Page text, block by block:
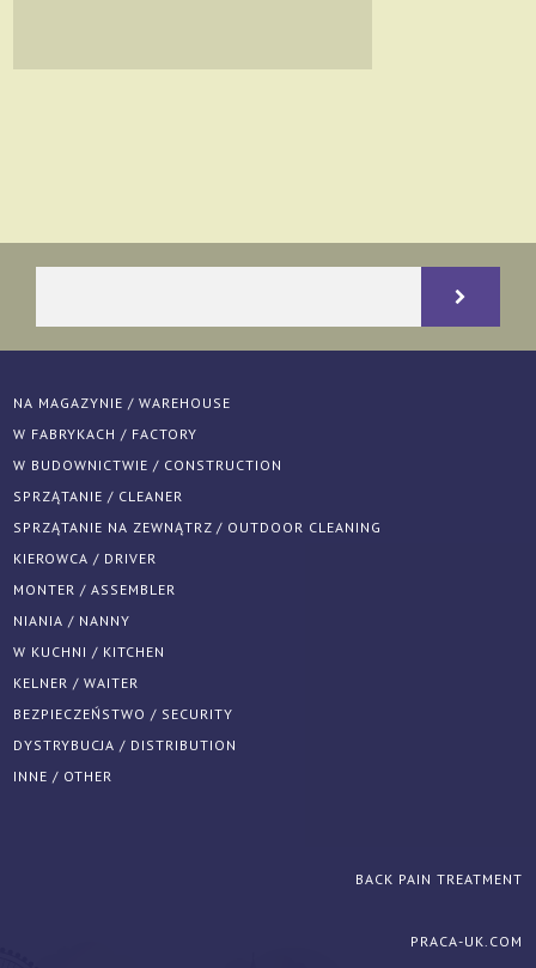
NA MAGAZYNIE / WAREHOUSE
W FABRYKACH / FACTORY
W BUDOWNICTWIE / CONSTRUCTION
SPRZĄTANIE / CLEANER
SPRZĄTANIE NA ZEWNĄTRZ / OUTDOOR CLEANING
KIEROWCA / DRIVER
MONTER / ASSEMBLER
NIANIA / NANNY
W KUCHNI / KITCHEN
KELNER / WAITER
BEZPIECZEŃSTWO / SECURITY
DYSTRYBUCJA / DISTRIBUTION
INNE / OTHER
BACK PAIN TREATMENT
PRACA-UK.COM